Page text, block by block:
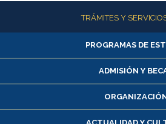
Más informaciónTRÁMITES Y
Alumnas/os y
Matrícula en línea
Inscripción y cambio de
Consulta y certificado
PROGRAMAS DE
ADMISIÓN Y